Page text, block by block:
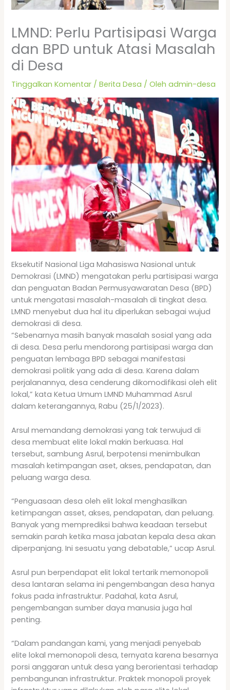
LMND: Perlu Partisipasi Warga
dan BPD untuk Atasi Masalah
di Desa
Tinggalkan Komentar /Berita Desa / Olehadmin-desa
Eksekutif Nasional Liga Mahasiswa Nasional untuk
Demokrasi (LMND) mengatakan perlu partisipasi warga
dan penguatan Badan Permusyawaratan Desa (BPD)
untuk mengatasi masalah-masalah di tingkat desa.
LMND menyebut dua hal itu diperlukan sebagai wujud
demokrasi di desa.
“Sebenarnya masih banyak masalah sosial yang ada
di desa. Desa perlu mendorong partisipasi warga dan
penguatan lembaga BPD sebagai manifestasi
demokrasi politik yang ada di desa. Karena dalam
perjalanannya, desa cenderung dikomodifikasi oleh elit
lokal,” kata Ketua Umum LMND Muhammad Asrul
dalam keterangannya, Rabu (25/1/2023).
Arsul memandang demokrasi yang tak terwujud di
desa membuat elite lokal makin berkuasa. Hal
tersebut, sambung Asrul, berpotensi menimbulkan
masalah ketimpangan aset, akses, pendapatan, dan
peluang warga desa.
“Penguasaan desa oleh elit lokal menghasilkan
ketimpangan asset, akses, pendapatan, dan peluang.
Banyak yang memprediksi bahwa keadaan tersebut
semakin parah ketika masa jabatan kepala desa akan
diperpanjang. Ini sesuatu yang debatable,” ucap Asrul.
Asrul pun berpendapat elit lokal tertarik memonopoli
desa lantaran selama ini pengembangan desa hanya
fokus pada infrastruktur. Padahal, kata Asrul,
pengembangan sumber daya manusia juga hal
penting.
“Dalam pandangan kami, yang menjadi penyebab
elite lokal memonopoli desa, ternyata karena besarnya
porsi anggaran untuk desa yang berorientasi terhadap
pembangunan infrastruktur. Praktek monopoli proyek